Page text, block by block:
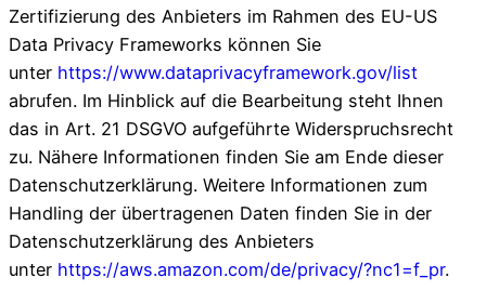
Zertifizierung des Anbieters im Rahmen des EU-US
Data Privacy Frameworks können Sie
unter https://www.dataprivacyframework.gov/list
abrufen. Im Hinblick auf die Bearbeitung steht Ihnen
das in Art. 21 DSGVO aufgeführte Widerspruchsrecht
zu. Nähere Informationen finden Sie am Ende dieser
Datenschutzerklärung. Weitere Informationen zum
Handling der übertragenen Daten finden Sie in der
Datenschutzerklärung des Anbieters
unter https://aws.amazon.com/de/privacy/?nc1=f_pr.